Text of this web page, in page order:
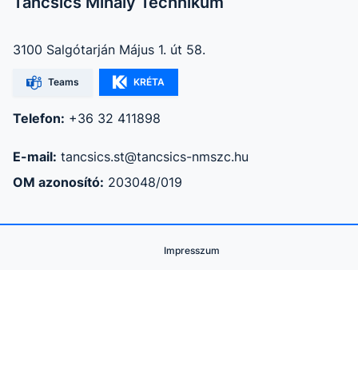
3100 Salgótarján Május 1. út 58.
Teams KRÉTA
Telefon: +36 32 411898
E-mail: tancsics.st@tancsics-nmszc.hu
OM azonosító: 203048/019
Impresszum